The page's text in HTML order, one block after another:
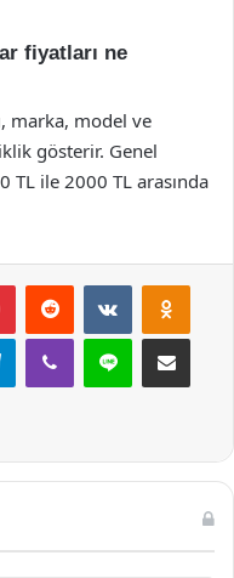
fiyatları ne
marka, model ve
gösterir. Genel
TL ile 2000 TL arasında
PinterestReddit VKontakte
TelegramViber Line E-Posta ile